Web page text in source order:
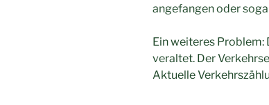
angefangen oder
Ein weiteres Problem:
veraltet. Der
Aktuelle